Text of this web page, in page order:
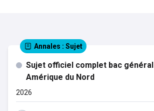
Annales : Sujet
Sujet officiel complet bac
Amérique du Nord
2026